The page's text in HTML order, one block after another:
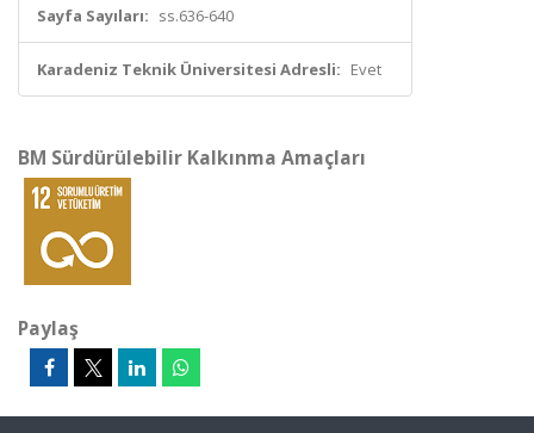
Sayfa Sayıları: ss.636-640
Karadeniz Teknik Üniversitesi Adresli: Evet
BM Sürdürülebilir Kalkınma Amaçları
Paylaş